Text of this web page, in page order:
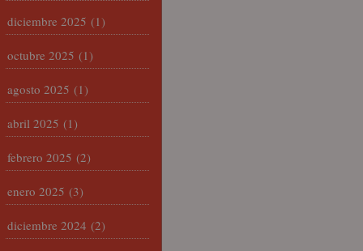
diciembre 2025 (1)
octubre 2025 (1)
agosto 2025 (1)
abril 2025 (1)
febrero 2025 (2)
enero 2025 (3)
diciembre 2024 (2)